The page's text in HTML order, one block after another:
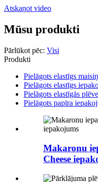
Atskaņot video
Mūsu produkti
Pārlūkot pēc: Visi
Produkti
Pielāgots elastīgs
Pielāgots elastīgs
Pielāgots elastīgās
Pielāgots papīra
Makaronu
Cheese